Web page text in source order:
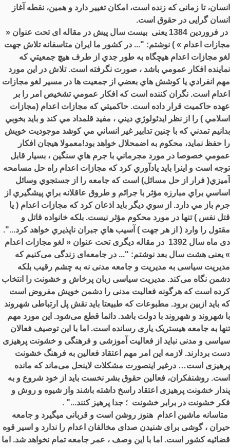
انسان، تا زمانی که زنده است، امکان تغییر دارد و همین، نقطه آغاز
انسان ‌گرایی در حقوق است.
در فروردین 1384 یعنی بیست سال پیش در مقاله ای تحت عنوان «
مجازات اعدام » ) نوشتم: "... در كشور ما ايران متاسفانه تلاش جهت
لغو مجازات اعدام هيچگاه به طور جدي از طرف هيچ جمعيتي كه
نماينده افكار عمومي باشد ، صورت نگرفته است. تلاش در اين مورد
مهم انفرادي يا كوشش هاي بعضي از جمعيت ها در مسير لغو مجازات
اعدام است. نگران كننده است كه افكار عمومي تشخيص امر را بر
عهده حاكميت قرار داده است. حاكميتي كه مجازات اعدام (مجازات
اسلامي ) را از نظر ايدئولوژي ديني ، مفيد قلمداد مي كند و بايد بخوبي
بدانيم تمدني كه با چنين تدابير غير انساني مي كوشد موجوديت خويش
را حفظ نمايد، محكوم به اضمحلال خواهد بود!معمولا هيجان افكار
عمومي خصوصا در مورد مجرماني با جرم هاي سنگين ، بسيار قابل
توجه است و اينرا بايد يادآوري كرد كه مجازات اعدام راه حل مسامحه
آميزي( فرار از حل مسائل) است كه جامعه را از جستجوي وسائل
اساسي براي مبارزه مؤثر با جرائم و طروق عاقلانه براي پيشگيري از
جرم باز مي دارد. از سوي ديگر بايد اذعان کرد كه مجازات اعدام ( يا
قتل نفس ) تنها در مورد محكوم مؤثر نيست. بلكه خانواده قاتل و
مقتول را وارد ( از هر جهت ) آسيب هاي جبران ناپذيري خواهد كرد...".
دی ماه سال 1392 در مقاله دیگری تحت عنوان « لغو مجازات اعدام
» یعنی هشت سال بعد نوشتم: "... در جامعه‌ای زندگی می‌کنیم که
مدیریت سیاسی به مدیریت و جامعه مدنی نه به چشم رقیب بلکه
دشمن نگاه می‌کند. مدیریت سیاسی زبان پرخاش و خشونت را انتخاب
کرده است که هرگونه فعالیت مدنی را دشمن خویش مفروض است
که باید ازبین برود. مطبوعات که طبیعتا باید نقش پل ارتباطی شهروند
با شهروند و شهروند با دولت باشد. دائما قطع می‌شود. این مورد مهم
تنها به جامعه هیستریک یاری رسانده است. اما با این توصیف فعالان
سیاسی و مدنی نباید از فعالیت آموزشی و فرهنگی و خشونت پرهیزی
دست بردارند. لازمه این امر مهم اعتقاد فعالین به فرهنگ خشونت
پرهیزی است… درغیر اینصورت مشکلات لاینحل می‌ماند که مانده
است. روشنفکران، فعالین حقوق بشر نخست باید از خود شروع و به
پندار خشونت پرهیزی اعتقاد راسخ داشته باشند واز شیوه و روش و
فکر خشونت در برابر خشونت ؛ جدا پرهیز کنند..." .
متاسانه ماشین اعدام هنوز روشن است و قربانی میگیرد و جامعه
حیران ، گوشی برای شنیدن صدای مخالفان اعدام را ندارد و اسیر قوه
قضائیه کشور است. اما با این وصف ، عمر جامعه تمام نخواهد شد. اما